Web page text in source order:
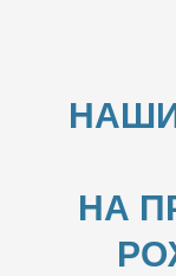
НА